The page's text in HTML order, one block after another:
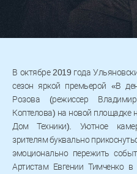
В октябре 2019 года
сезон яркой премьерой «В
Розова (режиссер
Коптелова) на новой
Дом Техники). Уютное
зрителям буквально
эмоционально пережить
Артистам Евгении Тимченко